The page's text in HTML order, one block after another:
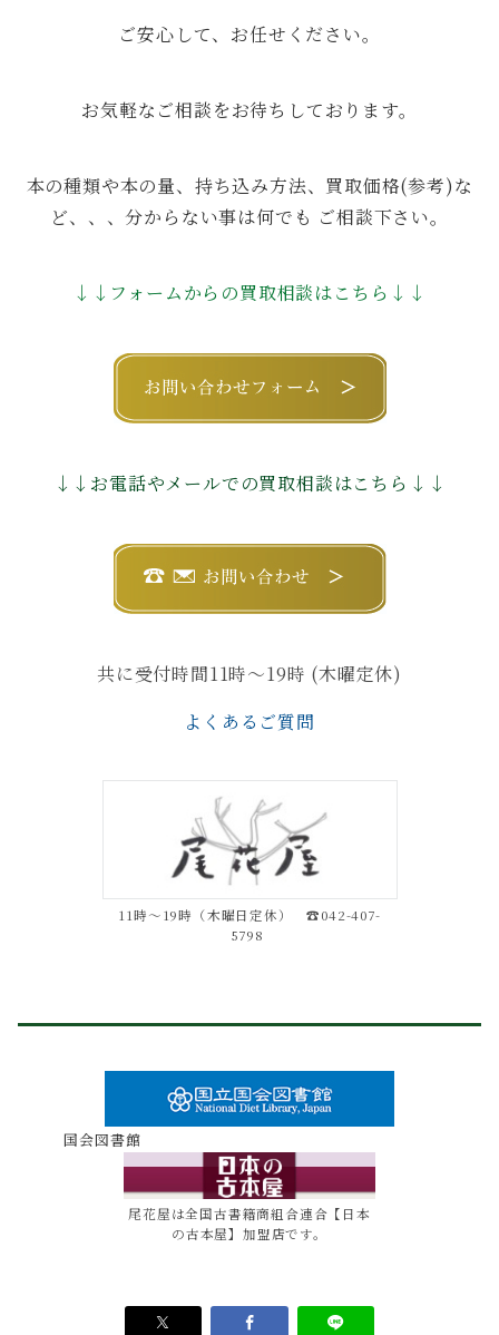
ご安心して、お任せください。
お気軽なご相談をお待ちしております。
本の種類や本の量、持ち込み方法、買取価格(参考)な
ど、、、分からない事は何でも ご相談下さい。
↓↓フォームからの買取相談はこちら↓↓
↓↓お電話やメールでの買取相談はこちら↓↓
共に受付時間11時〜19時 (木曜定休)
よくあるご質問
11時～19時（木曜日定休） ☎042-407-
5798
国会図書館
尾花屋は全国古書籍商組合連合【日本
の古本屋】加盟店です。